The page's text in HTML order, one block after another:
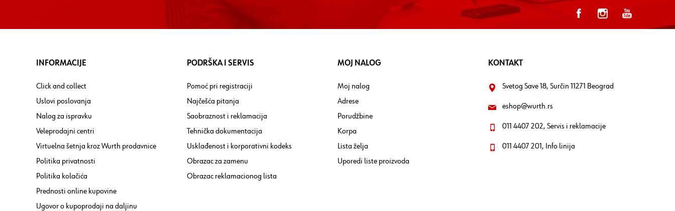
INFORMACIJE
Click and collect
Uslovi poslovanja
Nalog za ispravku
Veleprodajni centri
Virtuelna šetnja kroz Wurth prodavnice
Politika privatnosti
Politika kolačića
Prednosti online kupovine
Ugovor o kupoprodaji na daljinu
PODRŠKA I SERVIS
Pomoć pri registraciji
Najčešća pitanja
Saobraznost i reklamacija
Tehnička dokumentacija
Usklađenost i korporativni kodeks
Obrazac za zamenu
Obrazac reklamacionog lista
MOJ NALOG
Moj nalog
Adrese
Porudžbine
Korpa
Lista želja
Uporedi liste proizvoda
KONTAKT
Svetog Save 18, Surčin 11271 Beograd
eshop@wurth.rs
011 4407 202, Servis i reklamacije
011 4407 201, Info linija